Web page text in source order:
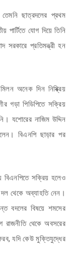
তেমনি ছাত্রদলের প্রথম
পার্টিতে যোগ দিয়ে তিনি
সরকারে প্রতিমন্ত্রী হন
অনেক দিন নিষ্ক্রিয়
গড়া পিডিপিতে সক্রিয়
যশোরের নাজিম উদ্দিন
বিএনপি ছাড়ার পর
বিএনপিতে সক্রিয় হলেও
থেকে অব্যাহতি নেন।
বদলের বিষয়ে শমসের
রাজনীতি থেকে অবসরের
যদি কেউ মুক্তিযুদ্ধের